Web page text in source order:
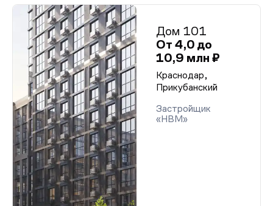
Дом 101
От 4,0 до
10,9 млн ₽
Краснодар,
Прикубанский
Застройщик
«НВМ»